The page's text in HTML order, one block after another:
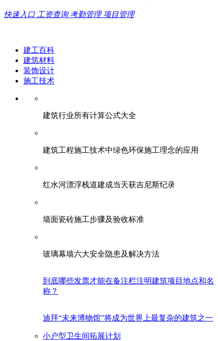
快速入口 工资查询 考勤管理 项目管理
建工百科
建筑材料
装饰设计
施工技术
建筑行业所有计算公式大全
建筑工程施工技术中绿色环保施工理念的应用
红水河漂浮栈道建成当天获吉尼斯纪录
墙面瓷砖施工步骤及验收标准
玻璃幕墙六大安全隐患及解决方法
到底哪些发票才能在备注栏注明建筑项目地点和名
称？
迪拜“未来博物馆”将成为世界上最复杂的建筑之一
小户型卫生间拓展计划